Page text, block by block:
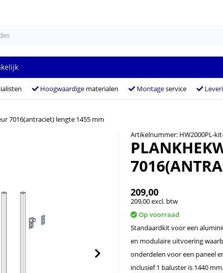
Hoogwaardigematerialen Montageservice
7016(antraciet) lengte 1455 mm
Artikelnummer: HW2000PL-
209,00
209,00 excl. btw
Op voorraad
Standaardkit voor een
en modulaire uitvoering
onderdelen voor een paneel
inclusief 1 baluster is 1440